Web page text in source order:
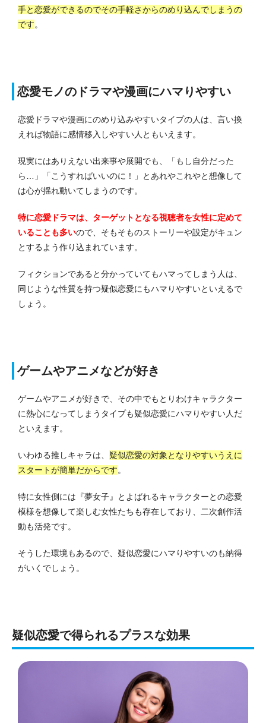
手と恋愛ができるのでその手軽さからのめり込んでしまうの
です。
恋愛モノのドラマや漫画にハマりやすい
恋愛ドラマや漫画にのめり込みやすいタイプの人は、言い換
えれば物語に感情移入しやすい人ともいえます。
現実にはありえない出来事や展開でも、「もし自分だった
ら…」「こうすればいいのに！」とあれやこれやと想像して
は心が揺れ動いてしまうのです。
特に恋愛ドラマは、ターゲットとなる視聴者を女性に定めて
いることも多いので、そもそものストーリーや設定がキュン
とするよう作り込まれています。
フィクションであると分かっていてもハマってしまう人は、
同じような性質を持つ疑似恋愛にもハマりやすいといえるで
しょう。
ゲームやアニメなどが好き
ゲームやアニメが好きで、その中でもとりわけキャラクター
に熱心になってしまうタイプも疑似恋愛にハマりやすい人だ
といえます。
いわゆる推しキャラは、 疑似恋愛の対象となりやすいうえに
スタートが簡単だからです。
特に女性側には『夢女子』とよばれるキャラクターとの恋愛
模様を想像して楽しむ女性たちも存在しており、二次創作活
動も活発です。
そうした環境もあるので、疑似恋愛にハマりやすいのも納得
がいくでしょう。
疑似恋愛で得られるプラスな効果